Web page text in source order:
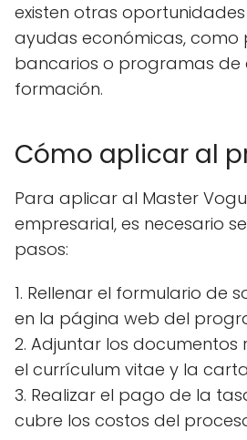
existen otras
ayudas económicas, como
bancarios o programas de
formación.
Cómo aplicar al
Para aplicar al Master
empresarial, es necesario
pasos:
1. Rellenar el formulario de
en la página web del
2. Adjuntar los documentos
el currículum vitae y la
3. Realizar el pago de la
cubre los costos del